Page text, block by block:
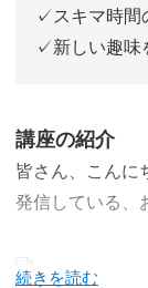
✓スキマ時間
✓新しい趣味
講座の紹介
皆さん、こんに
発信している、